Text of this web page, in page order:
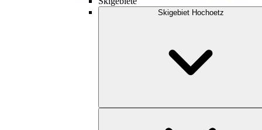
Skigebiet Hochoetz